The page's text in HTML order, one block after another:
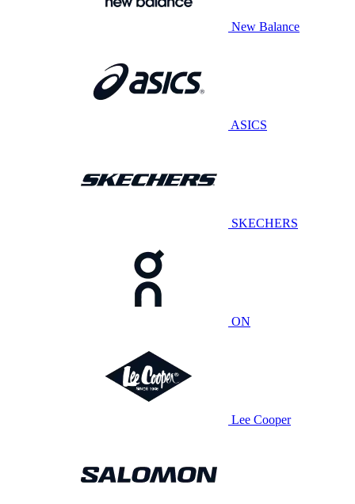
New Balance
ASICS
SKECHERS
ON
Lee Cooper